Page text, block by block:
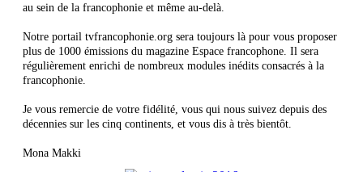
au sein de la francophonie et même au-delà.
Notre portail tvfrancophonie.org sera toujours là pour vous proposer
plus de 1000 émissions du magazine Espace francophone. Il sera
régulièrement enrichi de nombreux modules inédits consacrés à la
francophonie.
Je vous remercie de votre fidélité, vous qui nous suivez depuis des
décennies sur les cinq continents, et vous dis à très bientôt.
Mona Makki